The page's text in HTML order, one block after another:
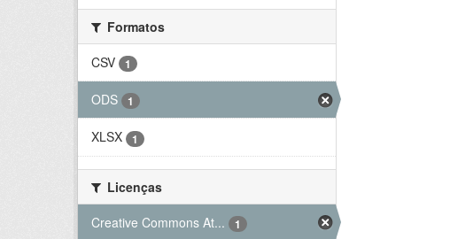
Formatos
CSV
1
ODS 1
XLSX 1
Licenças
Creative Commons At...
1